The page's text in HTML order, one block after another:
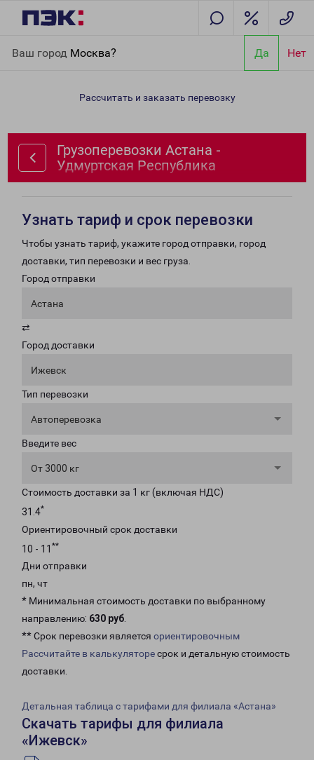
Ваш город Москва? Да Нет
Республика
Рассчитать и заказать перевозку
Грузоперевозки Астана -
Удмуртская Республика
Узнать тариф и срок перевозки
Чтобы узнать тариф, укажите город отправки, город
доставки, тип перевозки и вес груза.
Город отправки
Астана
⇄
Город доставки
Ижевск
Тип перевозки
Автоперевозка
Введите вес
От 3000 кг
Стоимость доставки за 1 кг (включая НДС)
31.4*
Ориентировочный срок доставки
10 - 11 **
Дни отправки
пн, чт
* Минимальная стоимость доставки по выбранному
направлению: 630 руб.
** Срок перевозки является ориентировочным
Рассчитайте в калькуляторесрок и детальную стоимость
доставки.
Детальная таблица с тарифами для филиала «Астана»
Скачать тарифы для филиала
«Ижевск»